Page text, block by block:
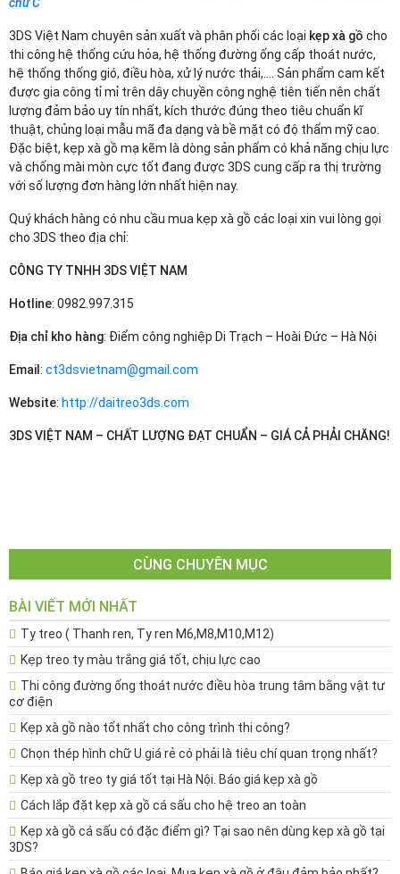
3DS Việt Nam chuyên sản xuất và phân phối các loại kẹp xà gồ cho
thi công hệ thống cứu hỏa, hệ thống đường ống cấp thoát nước,
hệ thống thống gió, điều hòa, xử lý nước thải,…. Sản phẩm cam kết
được gia công tỉ mỉ trên dây chuyền công nghệ tiên tiến nên chất
lượng đảm bảo uy tín nhất, kích thước đúng theo tiêu chuẩn kĩ
thuật, chủng loại mẫu mã đa dạng và bề mặt có độ thẩm mỹ cao.
Đặc biệt, kẹp xà gồ mạ kẽm là dòng sản phẩm có khả năng chịu lực
và chống mài mòn cực tốt đang được 3DS cung cấp ra thị trường
với số lượng đơn hàng lớn nhất hiện nay.
Quý khách hàng có nhu cầu mua kẹp xà gồ các loại xin vui lòng gọi
cho 3DS theo địa chỉ:
CÔNG TY TNHH 3DS VIỆT NAM
Hotline: 0982.997.315
Địa chỉ kho hàng: Điểm công nghiệp Di Trạch – Hoài Đức – Hà Nội
Email : ct3dsvietnam@gmail.com
Website: http://daitreo3ds.com
3DS VIỆT NAM – CHẤT LƯỢNG ĐẠT CHUẨN – GIÁ CẢ PHẢI CHĂNG!
CÙNG CHUYÊN MỤC
BÀI VIẾT MỚI NHẤT
Ty treo ( Thanh ren, Ty ren M6,M8,M10,M12)
Kẹp treo ty màu trắng giá tốt, chịu lực cao
Thi công đường ống thoát nước điều hòa trung tâm bằng vật tư
cơ điện
Kẹp xà gồ nào tốt nhất cho công trình thi công?
Chọn thép hình chữ U giá rẻ có phải là tiêu chí quan trọng nhất?
Kẹp xà gồ treo ty giá tốt tại Hà Nội. Báo giá kẹp xà gồ
Cách lắp đặt kẹp xà gồ cá sấu cho hệ treo an toàn
Kẹp xà gồ cá sấu có đặc điểm gì? Tại sao nên dùng kẹp xà gồ tại
3DS?